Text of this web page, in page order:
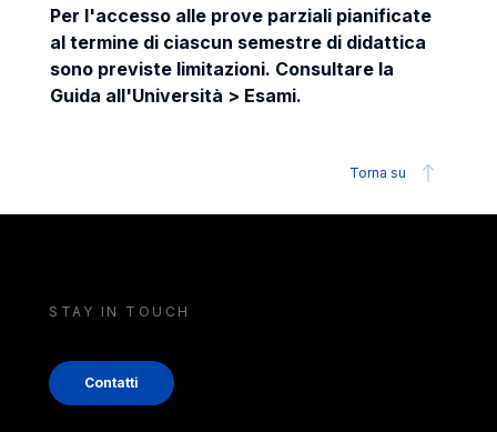
Per l'accesso alle prove parziali pianificate
al termine di ciascun semestre di didattica
sono previste limitazioni. Consultare la
Guida all'Università > Esami.
Torna su
STAY IN TOUCH
Contatti